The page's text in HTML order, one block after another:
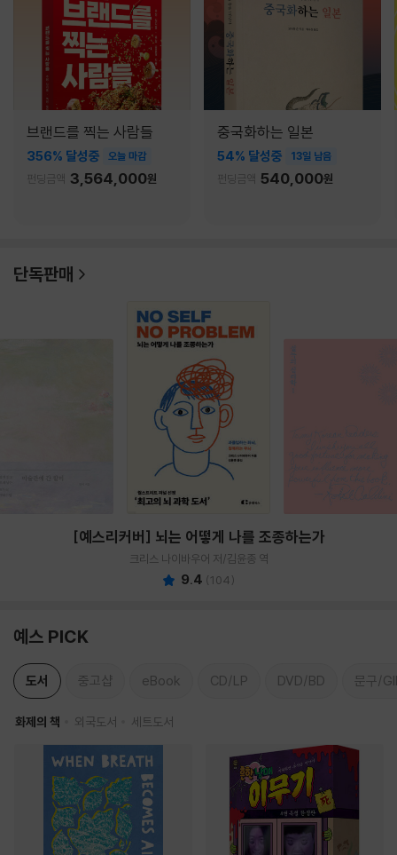
브랜드를 찍는 사람들
356% 달성중 오늘 마감
펀딩금액 3,564,000원
중국화하는 일본
54% 달성중 13일 남음
펀딩금액 540,000원
단독판매
[예스리커버] 뇌는 어떻게 나를 조종하는가
크리스 나이바우어 저/김윤종 역
9.4 (104)
예스 PICK
도서 중고샵 eBook CD/LP DVD/BD 문구/
화제의 책 외국도서 세트도서